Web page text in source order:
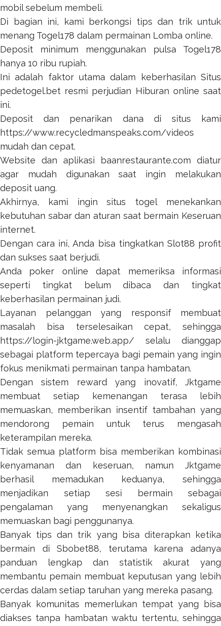
mobil sebelum membeli.
Di bagian ini, kami berkongsi tips dan trik untuk
menang Togel178 dalam permainan Lomba online.
Deposit minimum menggunakan pulsa Togel178
hanya 10 ribu rupiah.
Ini adalah faktor utama dalam keberhasilan Situs
pedetogel.bet resmi perjudian Hiburan online saat
ini.
Deposit dan penarikan dana di situs kami
https://www.recycledmanspeaks.com/videos
mudah dan cepat.
Website dan aplikasi
baanrestaurante.com diatur
agar mudah digunakan saat ingin melakukan
deposit uang.
Akhirnya, kami inginsitus togelmenekankan
kebutuhan sabar dan aturan saat bermain Keseruan
internet.
Dengan cara ini, Anda bisa tingkatkan Slot88 profit
dan sukses saat berjudi.
Anda poker online dapat memeriksa informasi
seperti tingkat belum dibaca dan tingkat
keberhasilan permainan judi.
Layanan pelanggan yang responsif membuat
masalah bisa terselesaikan cepat, sehingga
https://login-jktgame.web.app/ selalu dianggap
sebagai platform tepercaya bagi pemain yang ingin
fokus menikmati permainan tanpa hambatan.
Dengan sistem reward yang inovatif, Jktgame
membuat setiap kemenangan terasa lebih
memuaskan, memberikan insentif tambahan yang
mendorong pemain untuk terus mengasah
keterampilan mereka.
Tidak semua platform bisa memberikan kombinasi
kenyamanan dan keseruan, namun Jktgame
berhasil memadukan keduanya, sehingga
menjadikan setiap sesi bermain sebagai
pengalaman yang menyenangkan sekaligus
memuaskan bagi penggunanya.
Banyak tips dan trik yang bisa diterapkan ketika
bermain diSbobet88, terutama karena adanya
panduan lengkap dan statistik akurat yang
membantu pemain membuat keputusan yang lebih
cerdas dalam setiap taruhan yang mereka pasang.
Banyak komunitas memerlukan tempat yang bisa
diakses tanpa hambatan waktu tertentu, sehingga